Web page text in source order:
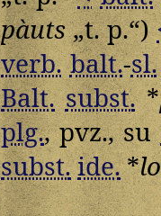
pàuts„t. p.“)
verb. balt.-sl.
Balt. subst.*
plg., pvz., su
subst.ide.*